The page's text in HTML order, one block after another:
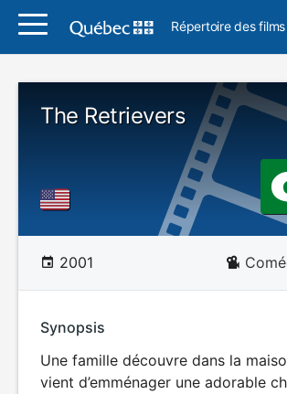
Répertoire des
The Retrievers
2001
Synopsis
Une famille découvre dans la
vient d’emménager une adorable